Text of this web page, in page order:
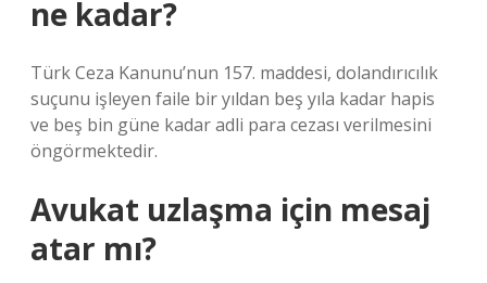
ne kadar?
Türk Ceza Kanunu’nun 157. maddesi, dolandırıcılık
suçunu işleyen faile bir yıldan beş yıla kadar hapis
ve beş bin güne kadar adli para cezası verilmesini
öngörmektedir.
Avukat uzlaşma için mesaj
atar mı?